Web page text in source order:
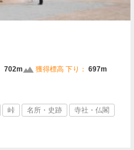
702m 獲得標高 下り： 697m
峠 名所・史跡
寺社・仏閣